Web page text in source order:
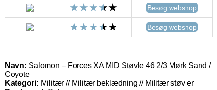
Besøg webshop
Besøg webshop
Navn: Salomon – Forces XA MID Støvle 46 2/3 Mørk Sand /
Coyote
Kategori: Militær // Militær beklædning // Militær støvler